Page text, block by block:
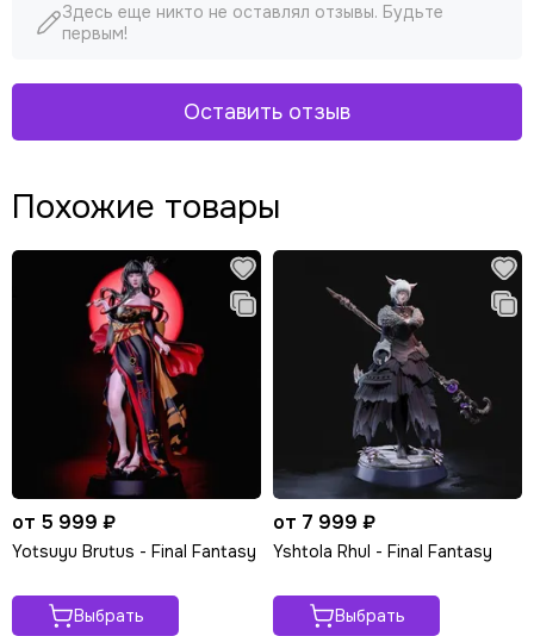
Здесь еще никто не оставлял отзывы. Будьте
первым!
Оставить отзыв
Похожие товары
от 5 999 ₽
Yotsuyu Brutus - Final Fantasy
Выбрать
от 7 999 ₽
Yshtola Rhul - Final Fantasy
Выбрать